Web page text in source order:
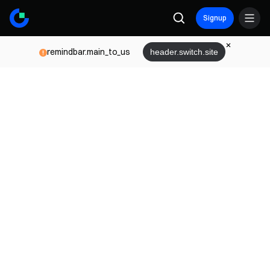
Signup
remindbar.main_to_us header.switch.site